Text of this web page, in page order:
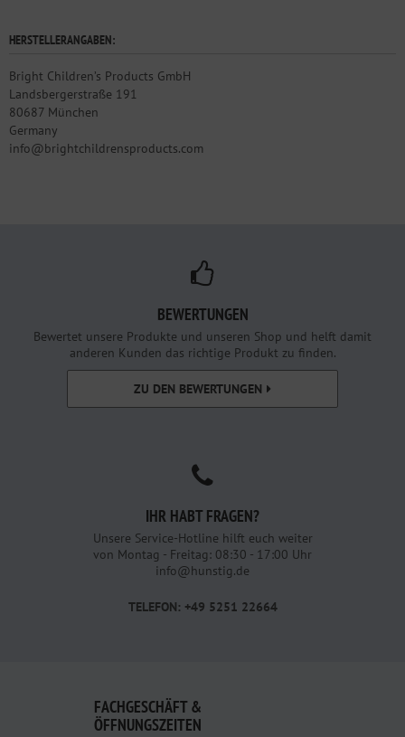
HERSTELLERANGABEN:
Bright Children’s Products GmbH
Landsbergerstraße 191
80687 München
Germany
info@brightchildrensproducts.com
BEWERTUNGEN
Bewertet unsere Produkte und unseren Shop und helft damit
anderen Kunden das richtige Produkt zu finden.
ZU DEN BEWERTUNGEN
IHR HABT FRAGEN?
Unsere Service-Hotline hilft euch weiter
von Montag - Freitag: 08:30 - 17:00 Uhr
info@hunstig.de
TELEFON: +49 5251 22664
FACHGESCHÄFT &
ÖFFNUNGSZEITEN